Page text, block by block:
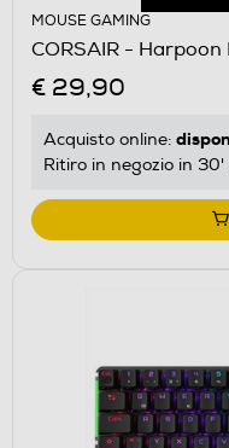
MOUSE GAMING
CORSAIR - Harpoon
€ 29,90
Acquisto online:
Ritiro in negozio in